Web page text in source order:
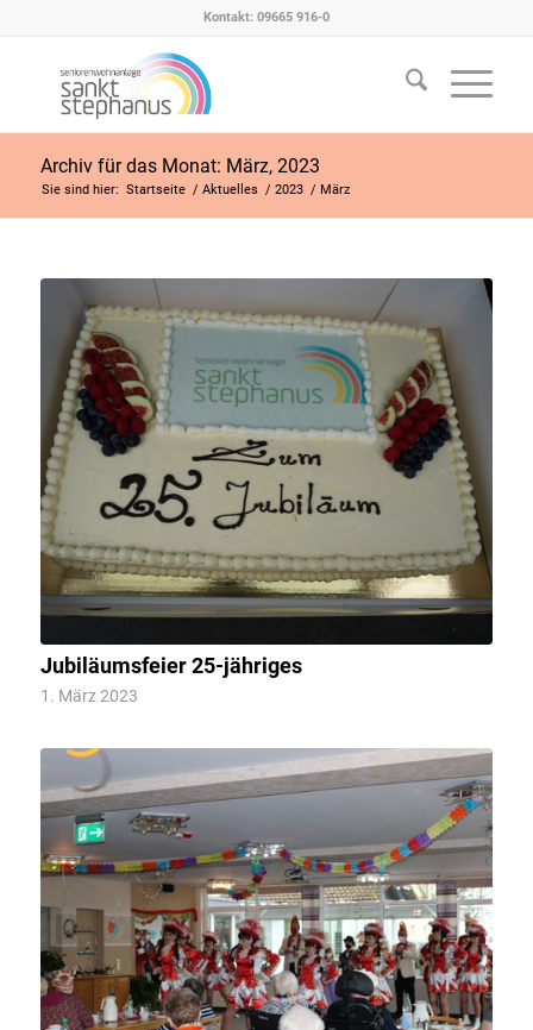
Kontakt: 09665 916-0
Archiv für das Monat: März, 2023
Sie sind hier: Startseite / Aktuelles / 2023 / März
Jubiläumsfeier 25-jähriges
1. März 2023